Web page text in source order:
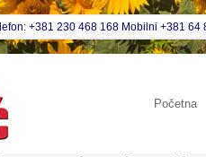
+381 230 468 168 Mobilni +381 64
Početna